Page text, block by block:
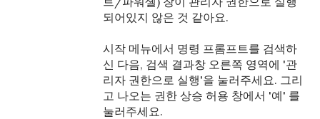
되어있지 않은 것 같아요.
시작 메뉴에서 명령 프롬프트를 검색하
신 다음, 검색 결과창 오른쪽 영역에 '관
리자 권한으로 실행'을 눌러주세요. 그리
고 나오는 권한 상승 허용 창에서 '예' 를
눌러주세요.